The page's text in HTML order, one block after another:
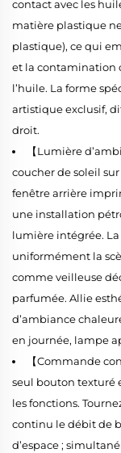
contact avec les
matière plastique
plastique), ce qui
et la contamination
l’huile. La forme
artistique exclusif,
droit.
【Lumière
coucher de soleil
fenêtre arrière
une installation
lumière intégrée.
uniformément la
comme veilleuse
parfumée. Allie
d’ambiance
en journée, lampe
【Commande
seul bouton texturé
les fonctions.
continu le débit de
d’espace ;